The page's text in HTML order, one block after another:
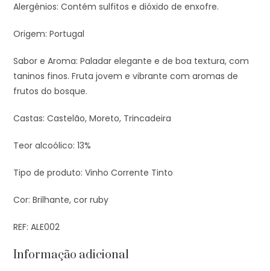
Alergénios: Contém sulfitos e dióxido de enxofre.
Origem: Portugal
Sabor e Aroma: Paladar elegante e de boa textura, com
taninos finos. Fruta jovem e vibrante com aromas de
frutos do bosque.
Castas: Castelão, Moreto, Trincadeira
Teor alcoólico: 13%
Tipo de produto: Vinho Corrente Tinto
Cor: Brilhante, cor ruby
REF: ALE002
Informação adicional